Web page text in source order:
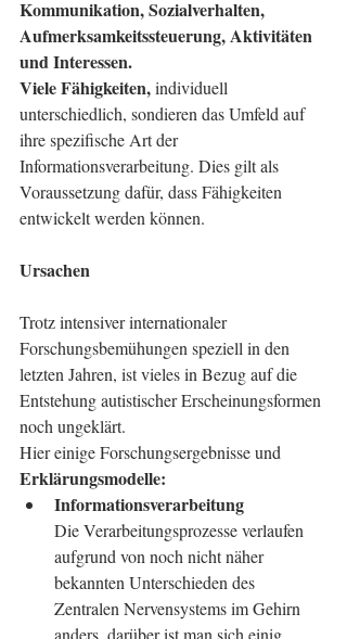
Kommunikation, Sozialverhalten,
Aufmerksamkeitssteuerung, Aktivitäten
und Interessen.
Viele Fähigkeiten, individuell
unterschiedlich, sondieren das Umfeld auf
ihre spezifische Art der
Informationsverarbeitung. Dies gilt als
Voraussetzung dafür, dass Fähigkeiten
entwickelt werden können.
Ursachen
Trotz intensiver internationaler
Forschungsbemühungen speziell in den
letzten Jahren, ist vieles in Bezug auf die
Entstehung autistischer Erscheinungsformen
noch ungeklärt.
Hier einige Forschungsergebnisse und
Erklärungsmodelle:
Informationsverarbeitung
Die Verarbeitungsprozesse verlaufen
aufgrund von noch nicht näher
bekannten Unterschieden des
Zentralen Nervensystems im Gehirn
anders, darüber ist man sich einig.